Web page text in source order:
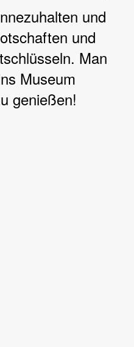
und
und
Man
Museum
genießen!